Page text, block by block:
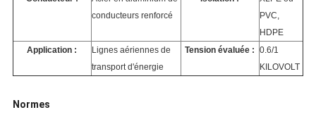
conducteurs renforcé
PVC,
HDPE
Application :
Lignes aériennes de
transport d'énergie
Tension évaluée : 0.6/1
KILOVOLT
Normes